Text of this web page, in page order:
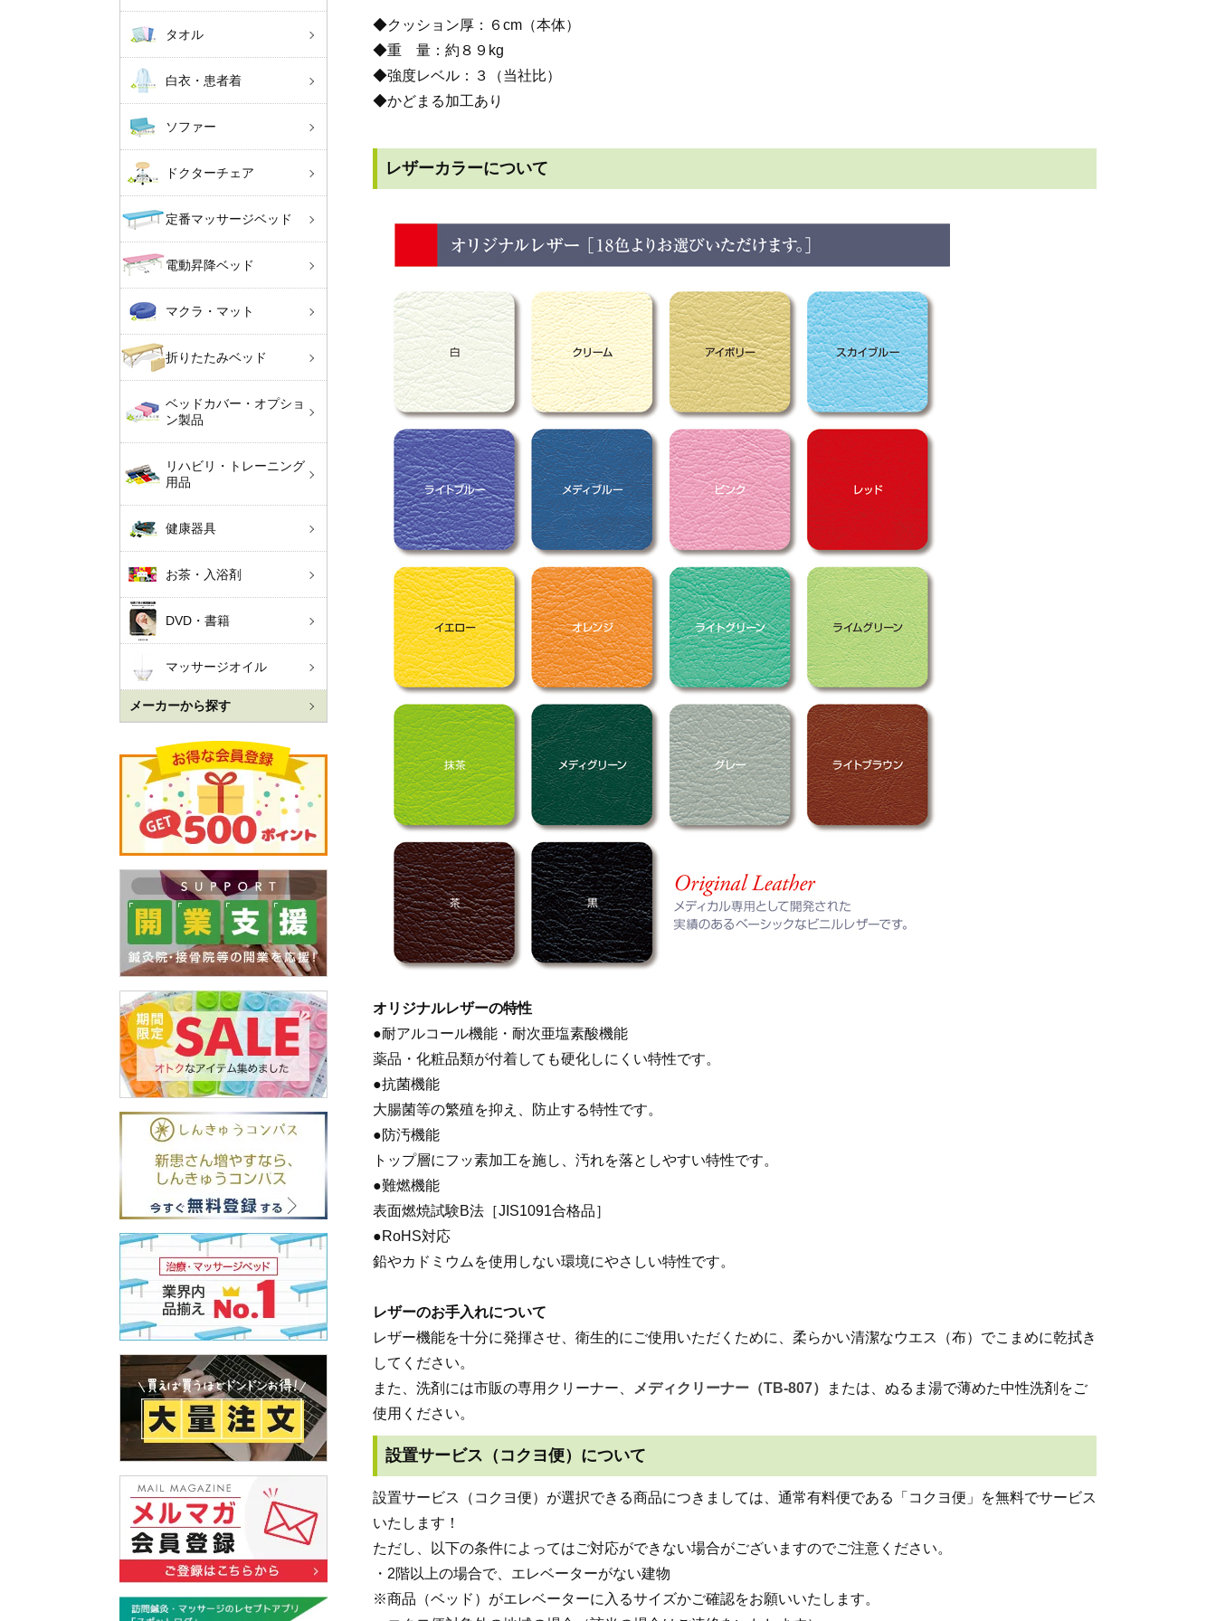
タオル
白衣・患者着
ソファー
ドクターチェア
定番マッサージベッド
電動昇降ベッド
マクラ・マット
折りたたみベッド
ベッドカバー・オプショ
ン製品
リハビリ・トレーニング
用品
健康器具
お茶・入浴剤
DVD・書籍
マッサージオイル
メーカーから探す
◆クッション厚：６cm（本体）
◆重 量：約８９kg
◆強度レベル：３（当社比）
◆かどまる加工あり
レザーカラーについて
オリジナルレザーの特性
●耐アルコール機能・耐次亜塩素酸機能
薬品・化粧品類が付着しても硬化しにくい特性です。
●抗菌機能
大腸菌等の繁殖を抑え、防止する特性です。
●防汚機能
トップ層にフッ素加工を施し、汚れを落としやすい特性です。
●難燃機能
表面燃焼試験B法［JIS1091合格品］
●RoHS対応
鉛やカドミウムを使用しない環境にやさしい特性です。
レザーのお手入れについて
レザー機能を十分に発揮させ、衛生的にご使用いただくために、柔らかい清潔なウエス（布）でこまめに乾拭き
してください。
また、洗剤には市販の専用クリーナー、
メディクリーナー（TB-807）
または、ぬるま湯で薄めた中性洗剤をご
使用ください。
設置サービス（コクヨ便）について
設置サービス（コクヨ便）が選択できる商品につきましては、通常有料便である「コクヨ便」を無料でサービス
いたします！
ただし、以下の条件によってはご対応ができない場合がございますのでご注意ください。
・2階以上の場合で、エレベーターがない建物
※商品（ベッド）がエレベーターに入るサイズかご確認をお願いいたします。